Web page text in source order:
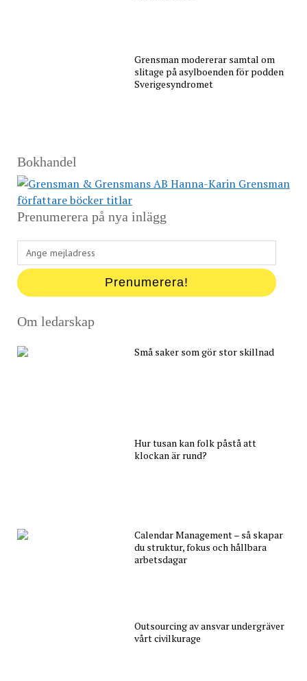
Grensman modererar samtal om
slitage på asylboenden för podden
Sverigesyndromet
Bokhandel
Prenumerera på nya inlägg
Ange
mejladress
Prenumerera!
Om ledarskap
Små saker som gör stor skillnad
Hur tusan kan folk påstå att
klockan är rund?
Calendar Management – så skapar
du struktur, fokus och hållbara
arbetsdagar
Outsourcing av ansvar undergräver
vårt civilkurage